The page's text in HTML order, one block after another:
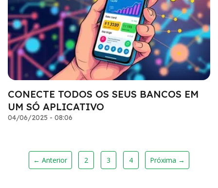
CONECTE TODOS OS SEUS BANCOS EM
UM SÓ APLICATIVO
04/06/2025 - 08:06
← Anterior 2 3 4 Próxima →